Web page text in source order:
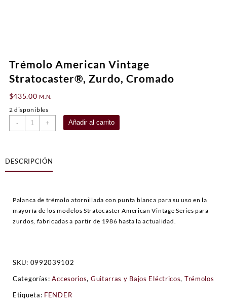
Trémolo American Vintage
Stratocaster®, Zurdo, Cromado
$435.00 M.N.
2 disponibles
-
Trémolo
American
Zurdo,
Cromado
+ Añadir al carrito
DESCRIPCIÓN
Palanca de trémolo atornillada con punta blanca para su uso en la
mayoría de los modelos Stratocaster American Vintage Series para
zurdos, fabricadas a partir de 1986 hasta la actualidad.
SKU: 0992039102
Categorías:Accesorios, Guitarras y Bajos Eléctricos, Trémolos
Etiqueta: FENDER